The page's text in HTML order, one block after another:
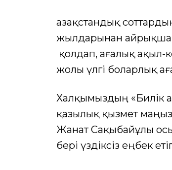
Қазақстандық
жылдарынан айрықша
қолдап, ағалық ақыл-
жолы үлгі боларлық
Халқымыздың «Билік
қазылық қызмет
Жанат Сақыбайұлы
бері үздіксіз еңбек